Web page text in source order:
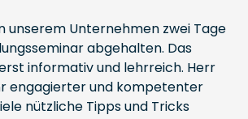
unserem Unternehmen zwei Tage
abgehalten. Das
informativ und lehrreich. Herr
engagierter und kompetenter
nützliche Tipps und Tricks